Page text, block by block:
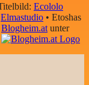
Ecololo
Elmastudio • Etoshas
Blogheim.at unter